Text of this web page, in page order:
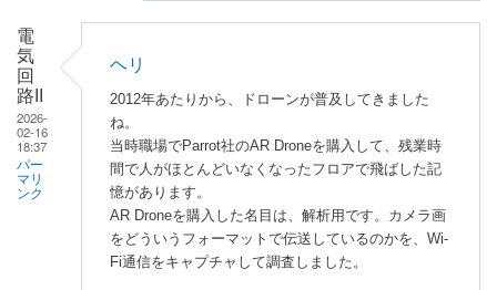
電
気
回
路II
2026-
02-16
18:37
パー
マリ
ンク
ヘリ
2012年あたりから、ドローンが普及してきました
ね。
当時職場でParrot社のAR Droneを購入して、残業時
間で人がほとんどいなくなったフロアで飛ばした記
憶があります。
AR Droneを購入した名目は、解析用です。カメラ画
をどういうフォーマットで伝送しているのかを、Wi-
Fi通信をキャプチャして調査しました。